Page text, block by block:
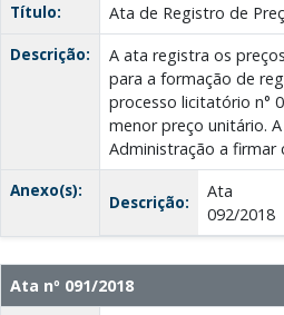
Título:
Ata de Registro de
Descrição:
A ata registra os
para a formação de
processo licitatório n°
menor preço unitário.
Administração a firmar
Anexo(s):
Descrição:
Ata
092/2018
Ata nº 091/2018